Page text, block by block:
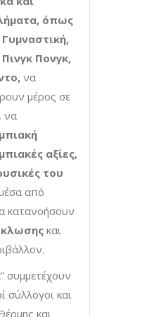
όπως
Πονγκ,
να
μέρος σε
να
αξίες,
του
από
κατανοήσουν
και
συμμετέχουν
σύλλογοι και
και